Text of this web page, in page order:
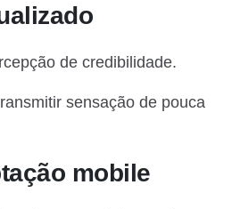
de credibilidade.
sensação de pouca
mobile